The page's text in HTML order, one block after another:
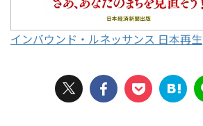
インバウンド・ルネッサンス 日本再生